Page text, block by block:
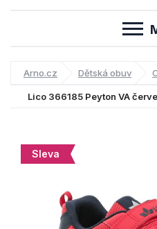
Arno.cz Dětská obuv
Lico 366185 Peyton VA
Sleva